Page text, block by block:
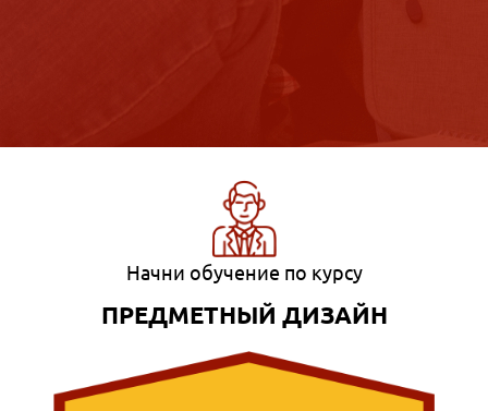
Начни обучение по курсу
ПРЕДМЕТНЫЙ ДИЗАЙН